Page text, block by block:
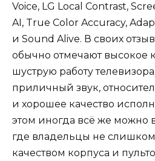
Voice, LG Local Contrast,
AI, True Color Accuracy,
и Sound Alive. В своих
обычно отмечают высокое
шуструю работу
приличный звук,
и хорошее качество
этом иногда всё же можно
где владельцы не
качеством корпуса и